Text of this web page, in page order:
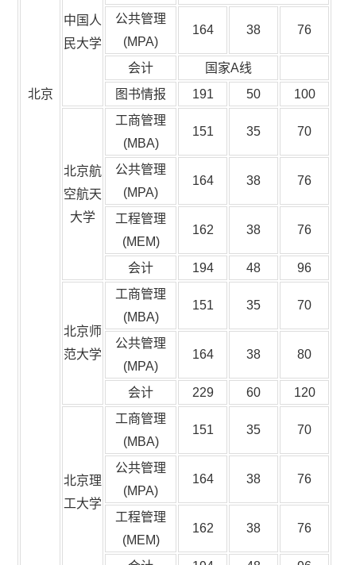
北京
中国人
民大学
公共管理
(MPA)
164 38 76
会计
国家A线
图书情报
191 50 100
北京航
空航天
大学
工商管理
(MBA)
151 35 70
公共管理
(MPA)
164 38 76
工程管理
(MEM)
162 38 76
会计 194 48 96
北京师
范大学
工商管理
(MBA)
151 35 70
公共管理
(MPA)
164 38 80
会计 229 60 120
北京理
工大学
工商管理
(MBA)
151 35 70
公共管理
(MPA)
164 38 76
工程管理
(MEM)
162 38 76